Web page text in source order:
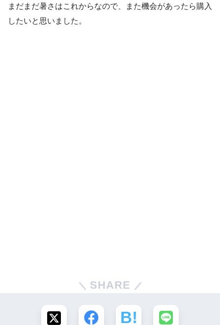
まだまだ暑さはこれからなので、また機会があったら購入
したいと思いました。
SHARE